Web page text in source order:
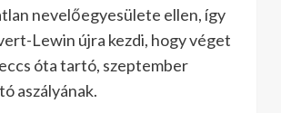
nevelőegyesülete ellen, így
Lewin újra kezdi, hogy véget
óta tartó, szeptember
aszályának.